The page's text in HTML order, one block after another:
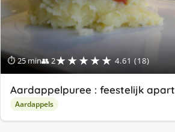
⏱ 25 min👥 2★★★★★ 4.61 (18)
Aardappelpuree : feestelijk apart
Aardappels